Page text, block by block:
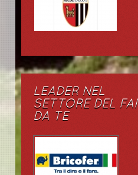
LEADER NEL
SETTORE DEL FAI
DA TE